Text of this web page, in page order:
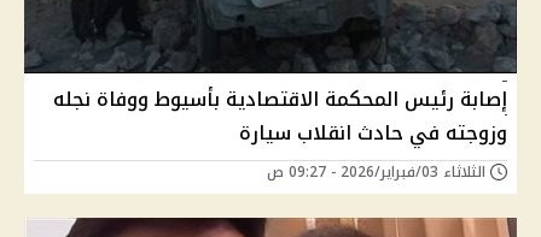
إصابة رئيس المحكمة الاقتصادية بأسيوط ووفاة نجله
وزوجته في حادث انقلاب سيارة
الثلاثاء 03/فبراير/2026 - 09:27 ص